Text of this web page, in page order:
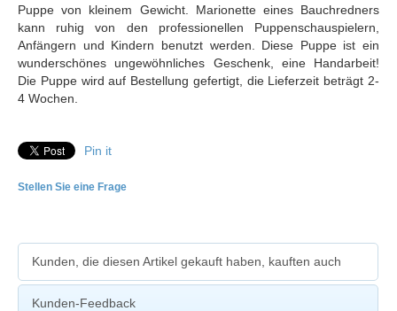
Puppe von kleinem Gewicht. Marionette eines Bauchredners
kann ruhig von den professionellen Puppenschauspielern,
Anfängern und Kindern benutzt werden. Diese Puppe ist ein
wunderschönes ungewöhnliches Geschenk, eine Handarbeit!
Die Puppe wird auf Bestellung gefertigt, die Lieferzeit beträgt 2-
4 Wochen.
Pin it
Stellen Sie eine Frage
Kunden, die diesen Artikel gekauft haben, kauften auch
Kunden-Feedback